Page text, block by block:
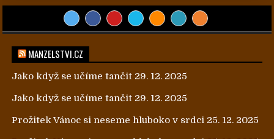
MANZELSTVI.CZ
Jako když se učíme tančit 29. 12. 2025
Jako když se učíme tančit 29. 12. 2025
Prožitek Vánoc si neseme hluboko v srdci 25. 12. 2025